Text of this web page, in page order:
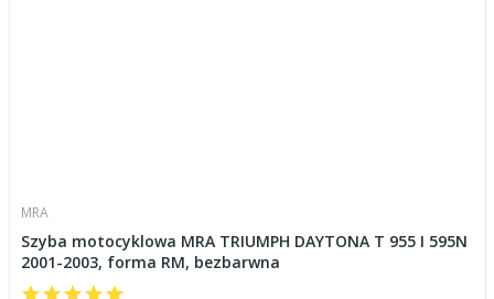
MRA
Szyba motocyklowa MRA TRIUMPH DAYTONA T 955 I 595N
2001-2003, forma RM, bezbarwna